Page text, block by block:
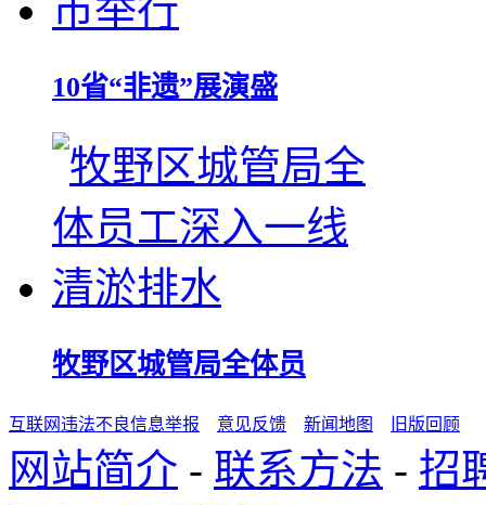
10省“非遗”展演盛
牧野区城管局全体员
互联网违法不良信息举报 意见反馈 新闻地图 旧版回顾
网站简介 - 联系方法 - 招